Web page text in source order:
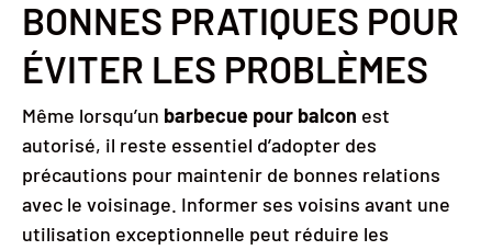
BONNES PRATIQUES POUR
ÉVITER LES PROBLÈMES
Même lorsqu’un barbecue pour balcon est
autorisé, il reste essentiel d’adopter des
précautions pour maintenir de bonnes relations
avec le voisinage. Informer ses voisins avant une
utilisation exceptionnelle peut réduire les